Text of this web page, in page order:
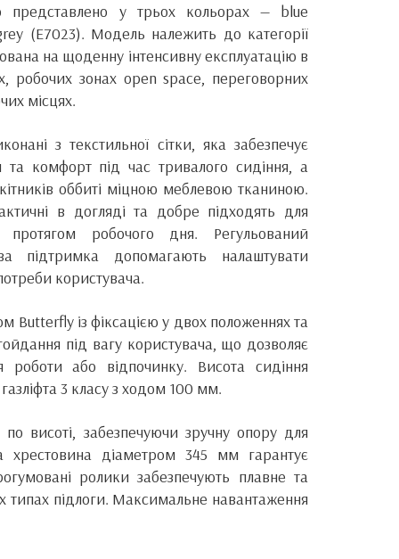
представлено у трьох кольорах — blue
(E7023). Модель належить до категорії
на щоденну інтенсивну експлуатацію в
робочих зонах open space, переговорних
місцях.
з текстильної сітки, яка забезпечує
та комфорт під час тривалого сидіння, а
оббиті міцною меблевою тканиною.
в догляді та добре підходять для
протягом робочого дня. Регульований
підтримка допомагають налаштувати
користувача.
Butterfly із фіксацією у двох положеннях та
під вагу користувача, що дозволяє
роботи або відпочинку. Висота сидіння
3 класу з ходом 100 мм.
по висоті, забезпечуючи зручну опору для
хрестовина діаметром 345 мм гарантує
ролики забезпечують плавне та
типах підлоги. Максимальне навантаження